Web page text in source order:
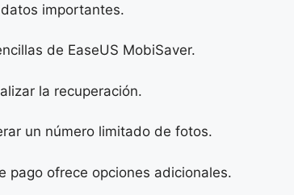
importantes.
de EaseUS MobiSaver.
la recuperación.
un número limitado de fotos.
pago ofrece opciones adicionales.